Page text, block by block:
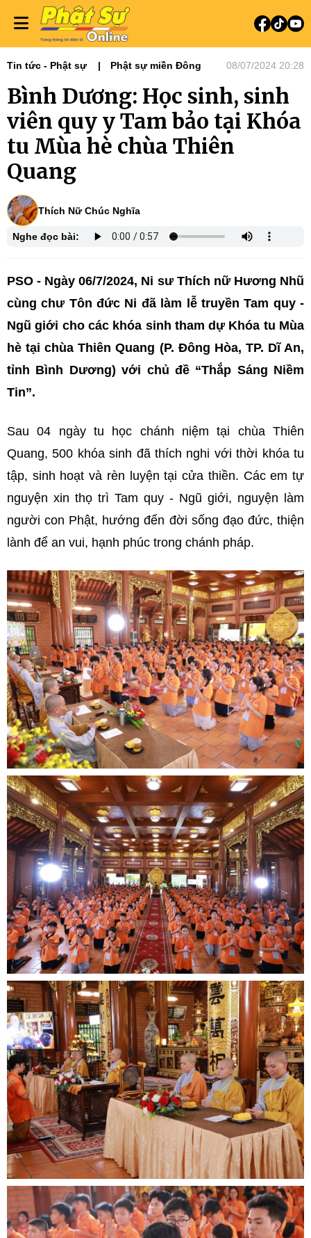
Tin tức - Phật sự Phật sự miền Đông 08/07/2024 20:28
Bình Dương: Học sinh, sinh
viên quy y Tam bảo tại Khóa
tu Mùa hè chùa Thiên
Quang
Thích Nữ Chúc Nghĩa
Nghe đọc bài:
PSO - Ngày 06/7/2024, Ni sư Thích nữ Hương Nhũ
cùng chư Tôn đức Ni đã làm lễ truyền Tam quy -
Ngũ giới cho các khóa sinh tham dự Khóa tu Mùa
hè tại chùa Thiên Quang (P. Đông Hòa, TP. Dĩ An,
tỉnh Bình Dương) với chủ đề “Thắp Sáng Niềm
Tin”.
Sau 04 ngày tu học chánh niệm tại chùa Thiên
Quang, 500 khóa sinh đã thích nghi với thời khóa tu
tập, sinh hoạt và rèn luyện tại cửa thiền. Các em tự
nguyện xin thọ trì Tam quy - Ngũ giới, nguyện làm
người con Phật, hướng đến đời sống đạo đức, thiện
lành để an vui, hạnh phúc trong chánh pháp.